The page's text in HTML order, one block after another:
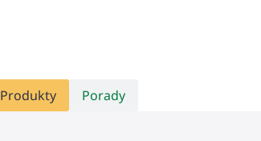
Produkty Porady